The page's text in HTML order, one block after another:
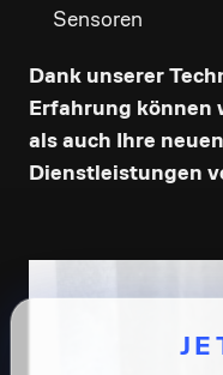
Sensoren
Dank unserer
Erfahrung können
als auch Ihre
Dienstleistungen